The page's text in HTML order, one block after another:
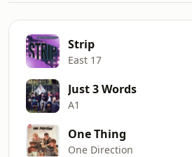
Strip
East 17
Just 3 Words
A1
One Thing
One Direction